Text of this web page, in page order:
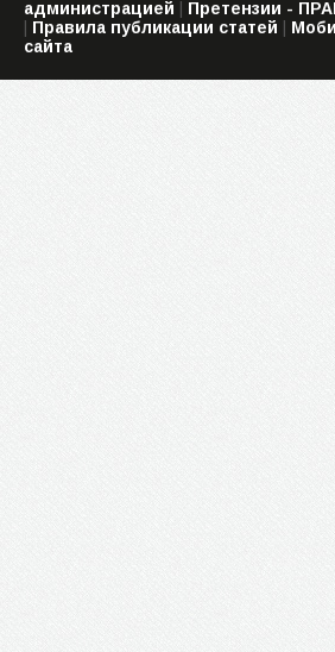
администрацией
Претензии -
Правила публикации статей
сайта